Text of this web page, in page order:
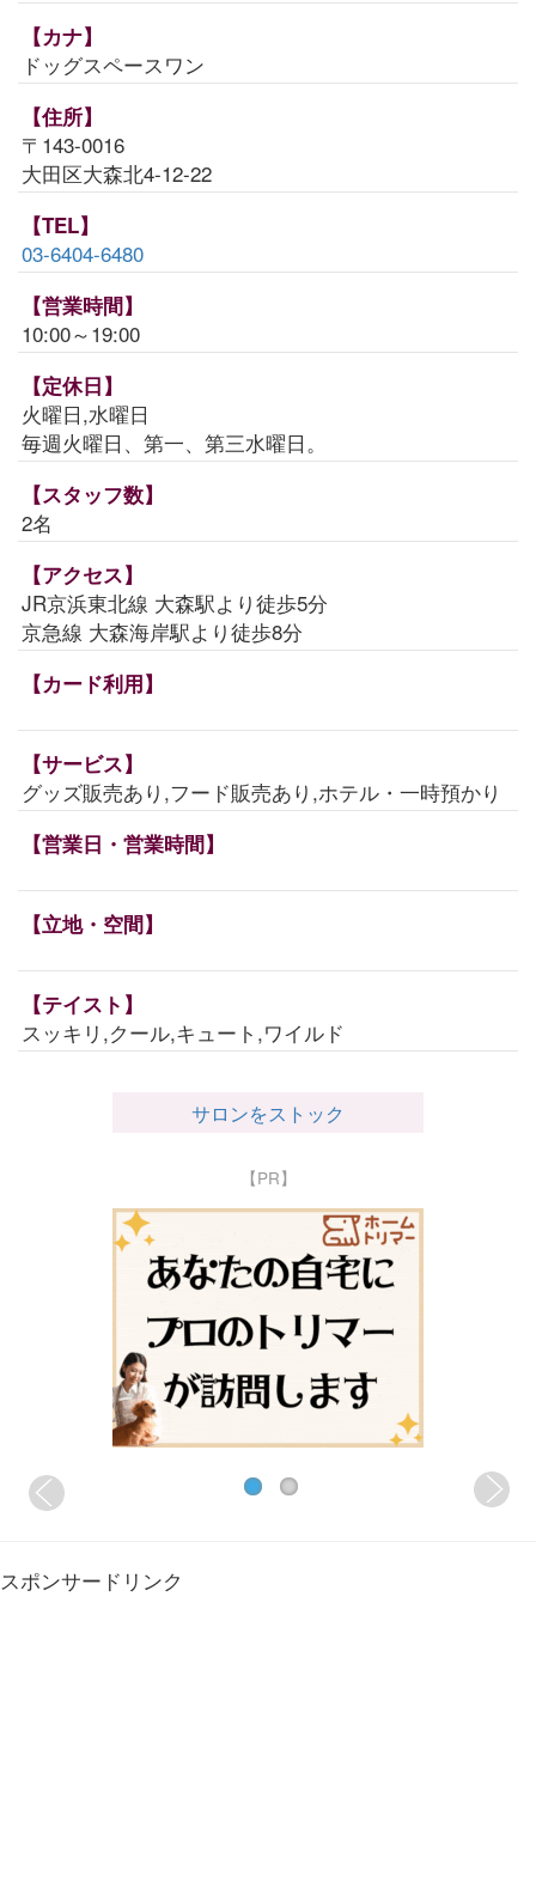
【カナ】
ドッグスペースワン
【住所】
〒143-0016
大田区大森北4-12-22
【TEL】
03-6404-6480
【営業時間】
10:00～19:00
【定休日】
火曜日,水曜日
毎週火曜日、第一、第三水曜日。
【スタッフ数】
2名
【アクセス】
JR京浜東北線 大森駅より徒歩5分
京急線 大森海岸駅より徒歩8分
【カード利用】
【サービス】
グッズ販売あり,フード販売あり,ホテル・一時預かり
【営業日・営業時間】
【立地・空間】
【テイスト】
スッキリ,クール,キュート,ワイルド
サロンをストック
【PR】
スポンサードリンク